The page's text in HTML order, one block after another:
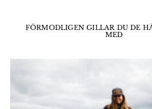
FÖRMODLIGEN GILLAR DU DE
MED